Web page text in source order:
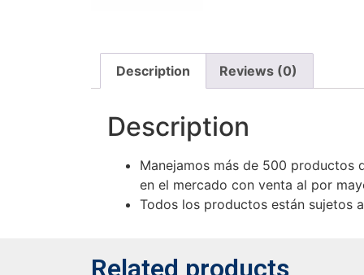
Description Reviews (0)
Description
Manejamos más de 500 productos
en el mercado con venta al por
Todos los productos están sujetos
Related products